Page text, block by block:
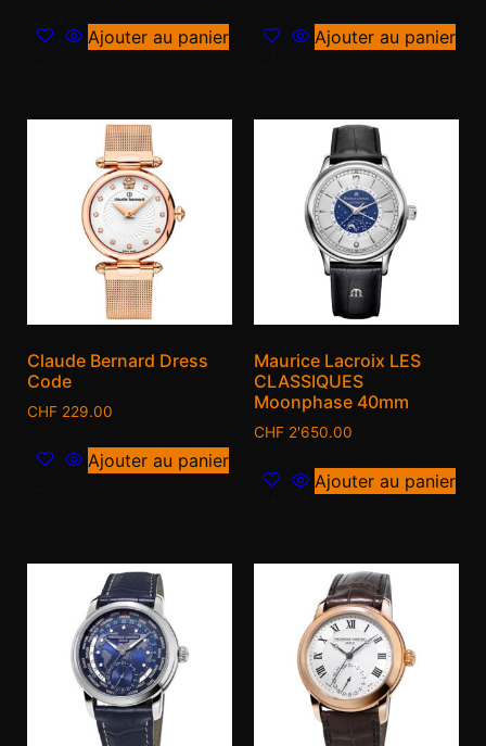
Ajouter au panier Ajouter au panier
Claude Bernard Dress
Code
CHF 229.00
Ajouter au panier
Maurice Lacroix LES
CLASSIQUES
Moonphase 40mm
CHF 2'650.00
Ajouter au panier